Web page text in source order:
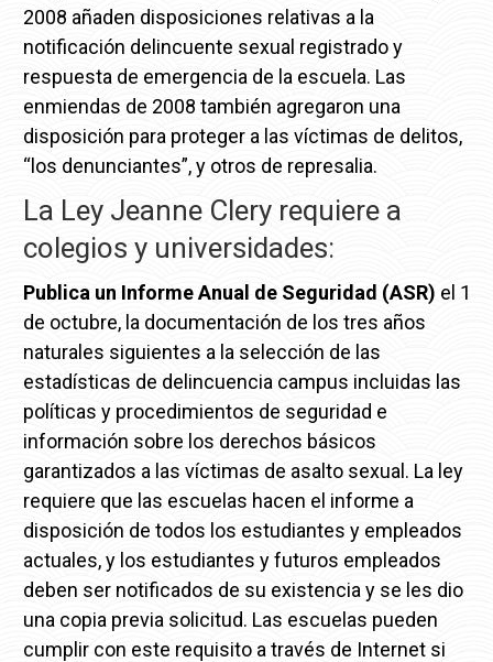
2008 añaden disposiciones relativas a la
notificación delincuente sexual registrado y
respuesta de emergencia de la escuela. Las
enmiendas de 2008 también agregaron una
disposición para proteger a las víctimas de delitos,
“los denunciantes”, y otros de represalia.
La Ley Jeanne Clery requiere a
colegios y universidades:
Publica un Informe Anual de Seguridad (ASR) el 1
de octubre, la documentación de los tres años
naturales siguientes a la selección de las
estadísticas de delincuencia campus incluidas las
políticas y procedimientos de seguridad e
información sobre los derechos básicos
garantizados a las víctimas de asalto sexual. La ley
requiere que las escuelas hacen el informe a
disposición de todos los estudiantes y empleados
actuales, y los estudiantes y futuros empleados
deben ser notificados de su existencia y se les dio
una copia previa solicitud. Las escuelas pueden
cumplir con este requisito a través de Internet si